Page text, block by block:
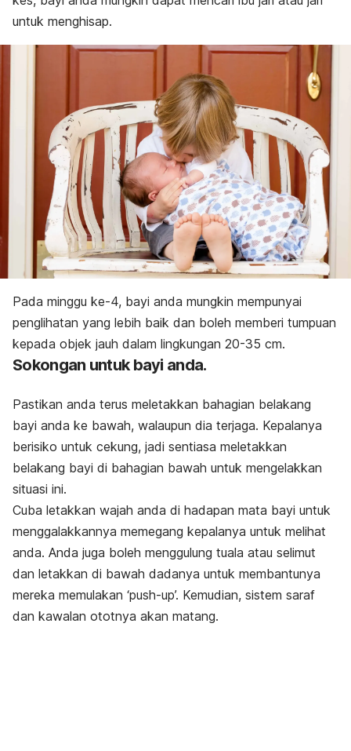
untuk menghisap.
Pada minggu ke-4, bayi anda mungkin mempunyai
penglihatan yang lebih baik dan boleh memberi tumpuan
kepada objek jauh dalam lingkungan 20-35 cm.
Sokongan untuk bayi anda.
Pastikan anda terus meletakkan bahagian belakang
bayi anda ke bawah, walaupun dia terjaga. Kepalanya
berisiko untuk cekung, jadi sentiasa meletakkan
belakang bayi di bahagian bawah untuk mengelakkan
situasi ini.
Cuba letakkan wajah anda di hadapan mata bayi untuk
menggalakkannya memegang kepalanya untuk melihat
anda. Anda juga boleh menggulung tuala atau selimut
dan letakkan di bawah dadanya untuk membantunya
mereka memulakan ‘push-up’. Kemudian, sistem saraf
dan kawalan ototnya akan matang.